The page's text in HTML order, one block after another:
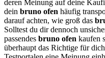
deren Meinung auf deine
dein bruno ofen häufig
darauf achten, wie groß das
Solltest du dir dennoch
passendes bruno ofen kaufen
überhaupt das Richtige für